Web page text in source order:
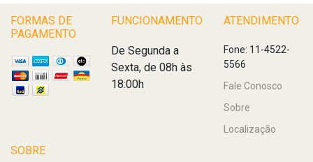
FORMAS DE
PAGAMENTO
FUNCIONAMENTO
De Segunda a
Sexta, de 08h às
18:00h
ATENDIMENTO
Fone: 11-4522-
5566
Fale Conosco
Sobre
Localização
SOBRE